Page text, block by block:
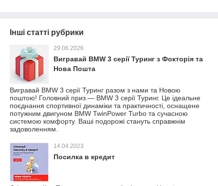
Інші статті рубрики
29.06.2026
Вигравай BMW 3 серії Туринг з Фокторія та
Нова Пошта
Вигравай BMW 3 серії Туринг разом з нами та Новою
поштою! Головний приз — BMW 3 серії Туринг. Це ідеальне
поєднання спортивної динаміки та практичності, оснащене
потужним двигуном BMW TwinPower Turbo та сучасною
системою комфорту. Ваші подорожі стануть справжнім
задоволенням.
14.04.2023
Посилка в кредит